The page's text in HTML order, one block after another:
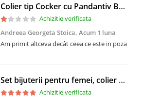
Colier tip Cocker cu Pandantiv Boho EVNC - Turquoise Pendant, Mărime Reglabilă
Achizitie verificata
Andreea Georgeta Stoica, Acum 1 luna
Am primit altceva decât ceea ce este in poza
Set bijuterii pentru femei, colier cu pandantiv si cercei, CRM, 51 cm, multicolor
Achizitie verificata